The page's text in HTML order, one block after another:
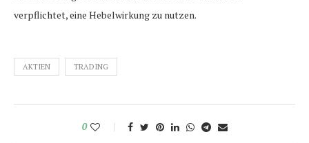
verpflichtet, eine Hebelwirkung zu nutzen.
AKTIEN TRADING
0